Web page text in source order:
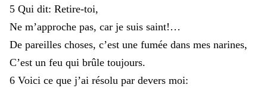
5 Qui dit: Retire-toi,
Ne m’approche pas, car je suis saint! …
De pareilles choses, c’est une fumée dans mes narines,
C’est un feu qui brûle toujours.
6 Voici ce que j’ai résolu par devers moi: